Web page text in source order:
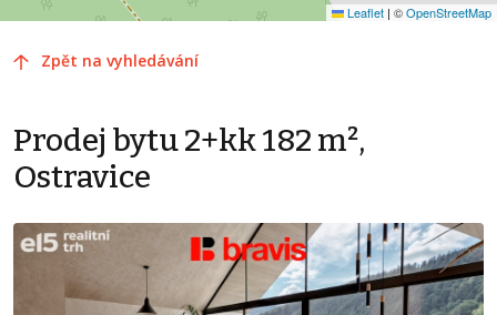
Leaflet | ©OpenStreetMap
Zpět na vyhledávání
Prodej bytu 2+kk 182 m²,
Ostravice